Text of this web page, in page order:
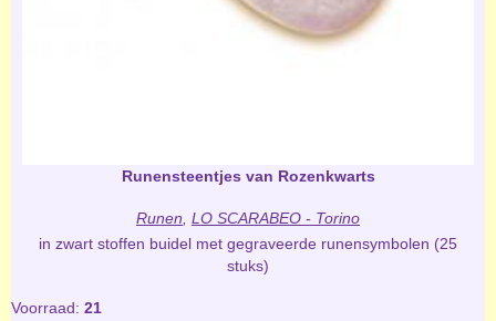
Runensteentjes van Rozenkwarts
Runen LO SCARABEO - Torino
in zwart stoffen buidel met gegraveerde runensymbolen (25
stuks)
Voorraad: 21